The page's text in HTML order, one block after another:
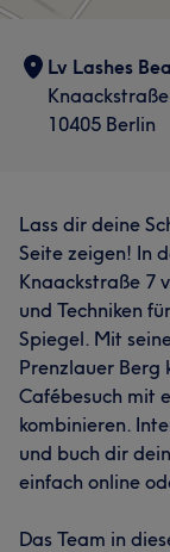
Lv Lashes
10405 Berlin
Lass dir deine
Seite zeigen! In
Knaackstraße 7
und Techniken
Spiegel. Mit
Prenzlauer Berg
Cafébesuch mit
kombinieren.
und buch dir
einfach online
Das Team in